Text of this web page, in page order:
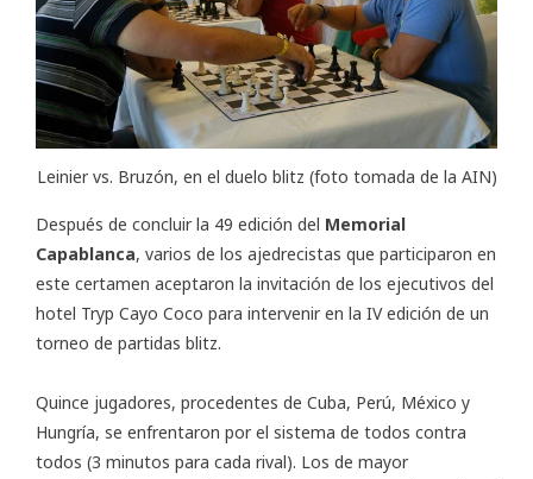
Leinier vs. Bruzón, en el duelo blitz (foto tomada de la AIN)
Después de concluir la 49 edición del Memorial
Capablanca, varios de los ajedrecistas que participaron en
este certamen aceptaron la invitación de los ejecutivos del
hotel Tryp Cayo Coco para intervenir en la IV edición de un
torneo de partidas blitz.
Quince jugadores, procedentes de Cuba, Perú, México y
Hungría, se enfrentaron por el sistema de todos contra
todos (3 minutos para cada rival). Los de mayor